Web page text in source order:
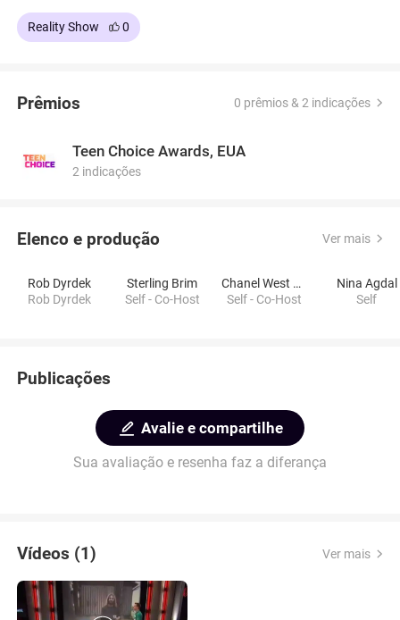
Reality Show 0
Prêmios 0 prêmios & 2 indicações
Teen Choice Awards, EUA
2 indicações
Elenco e produção Ver mais
Rob Dyrdek
Rob Dyrdek
Sterling Brim
Self - Co-Host
Chanel West Coast
Self - Co-Host
Nina Agdal
Self
Publicações
Avalie e compartilhe
Sua avaliação e resenha faz a diferança
Vídeos (1) Ver mais